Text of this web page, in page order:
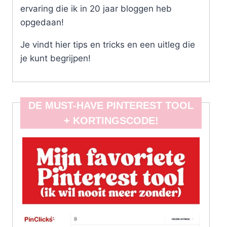
ervaring die ik in 20 jaar bloggen heb
opgedaan!
Je vindt hier tips en tricks en een uitleg die
je kunt begrijpen!
DE MUST-HAVE PINTEREST TOOL
+ KORTINGSCODE!